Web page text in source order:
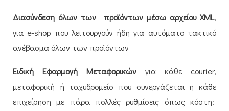
Διασύνδεση όλων των προϊόντων μέσω αρχείου XML,
για e-shop που λειτουργούν ήδη για αυτόματο τακτικό
ανέβασμα όλων των προϊόντων
Ειδική Εφαρμογή Μεταφορικών για κάθε courier,
μεταφορική ή ταχυδρομείο που συνεργάζεται η κάθε
επιχείρηση με πάρα πολλές ρυθμίσεις όπως κόστη: